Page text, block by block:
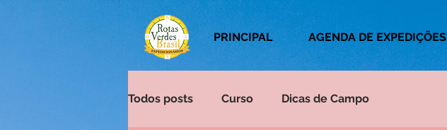
PRINCIPAL AGENDA DE EXPEDIÇÕES
Todos posts Curso Dicas de Campo